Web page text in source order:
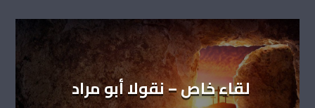
لقاء خاص – نقولا أبو مراد